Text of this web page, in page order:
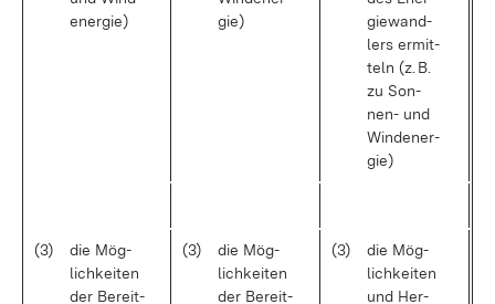
ener­gie)
gie)
gie­wand­
lers er­mit­
teln (z. B.
zu Son­
nen- und
Wind­ener­
gie)
(3)
die Mög­
lich­kei­ten
der Be­reit­
(3)
die Mög­
lich­kei­ten
der Be­reit­
(3)
die Mög­
lich­kei­ten
und Her­